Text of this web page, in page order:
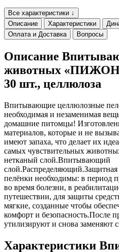
Все характеристики ↓
Описание
Характеристики
Оплата и Доставка
Вопросы
Описание
животных
30 шт., целлюлоза
Впитывающие целлюлозные
необходимая и незаменимая
домашние питомцы!
материалов, которые и не
имеют запаха, что делает их
самых чувствительных
нетканый слой.Впитывающий
слой.Распределяющий.Защитная
пелёнки необходимы: в период
во время болезни, в
путешествии, для защиты
мягкие, созданные чтобы
комфорт и безопасность.После
утилизируют и снова заменяют
Характеристики